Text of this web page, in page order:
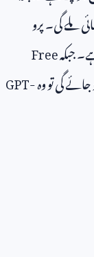
ملے گی۔ پرو
جبکہFree
گی تو وہGPT-